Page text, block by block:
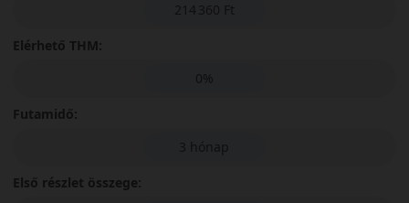
214 360 Ft
Elérhető THM:
0%
Futamidő:
3 hónap
Első részlet összege: